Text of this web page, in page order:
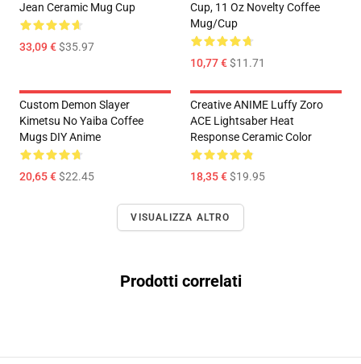
Jean Ceramic Mug Cup
33,09 €$35.97
Cup, 11 Oz Novelty Coffee
Mug/Cup
10,77 €$11.71
Custom Demon Slayer
Kimetsu No Yaiba Coffee
Mugs DIY Anime
20,65 €$22.45
Creative ANIME Luffy Zoro
ACE Lightsaber Heat
Response Ceramic Color
18,35 €$19.95
VISUALIZZA ALTRO
Prodotti correlati